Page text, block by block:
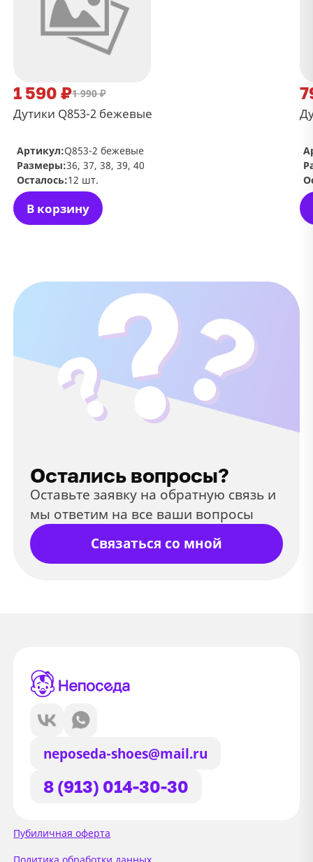
1 590 ₽1 990 ₽
Дутики Q853-2 бежевые
В корзину
Артикул:Q853-2 бежевые
Размеры:36, 37, 38, 39, 40
Осталось:12 шт.
Остались вопросы?
Оставьте заявку на обратную связь и
мы ответим на все ваши вопросы
Связаться со мной
neposeda-shoes@mail.ru
8 (913) 014-30-30
Пубиличная оферта
Сайт использует файлы Cookie
Мы используем файлы cookie и